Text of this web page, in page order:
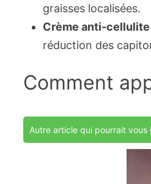
graisses localisées.
Crème anti-cellulite
réduction des
Comment
Autre article qui pourrait vous